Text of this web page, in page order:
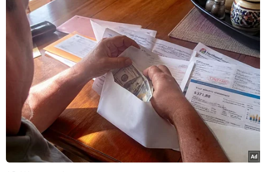
hội tỉnh Đồng Nai và phiếu chất vấn của Đại
biểu Quốc hội Bùi Xuân Thống (Đồng Nai),
nguồn nguyên liệu cát tự nhiên để phục vụ xây
dựng không phải là vô tận trong khi nhu cầu
xây dựng hiện nay rất lớn. Mặt khác, việc khai
thác cát quá mức trong thời gian quan đã ảnh
hưởng đến môi trường, sạt lở bờ sông, chi phí
xây dựng tăng lên.
“Do đó, việc ứng dụng công nghệ vật liệu mới
nhằm tiết kiệm nguồn tài nguyên cát là hết sức